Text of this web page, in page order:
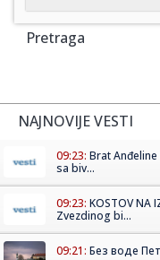
Pretraga
NAJNOVIJE VESTI
09:23: Brat
sa biv...
09:23: KOSTOV NA
Zvezdinog bi...
09:21: Без воде